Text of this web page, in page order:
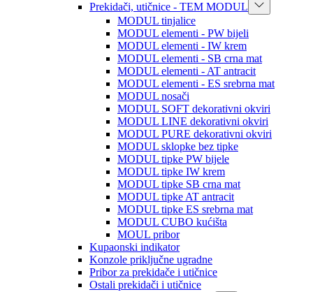
Prekidači, utičnice - TEM MODUL
MODUL tinjalice
MODUL elementi - PW bijeli
MODUL elementi - IW krem
MODUL elementi - SB crna mat
MODUL elementi - AT antracit
MODUL elementi - ES srebrna mat
MODUL nosači
MODUL SOFT dekorativni okviri
MODUL LINE dekorativni okviri
MODUL PURE dekorativni okviri
MODUL sklopke bez tipke
MODUL tipke PW bijele
MODUL tipke IW krem
MODUL tipke SB crna mat
MODUL tipke AT antracit
MODUL tipke ES srebrna mat
MODUL CUBO kućišta
MOUL pribor
Kupaonski indikator
Konzole priključne ugradne
Pribor za prekidače i utičnice
Ostali prekidači i utičnice